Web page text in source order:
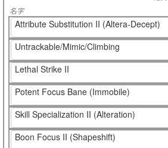
名字
Attribute Substitution II (Altera-Decept)
Untrackable/Mimic/Climbing
Lethal Strike II
Potent Focus Bane (Immobile)
Skill Specialization II (Alteration)
Boon Focus II (Shapeshift)